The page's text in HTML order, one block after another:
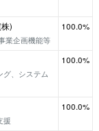
)
業企画機能等
100.0%
グ、システム
100.0%
援
100.0%